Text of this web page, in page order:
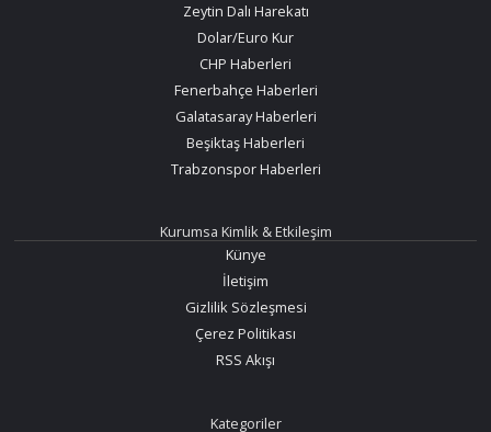
Zeytin Dalı Harekatı
Dolar/Euro Kur
CHP Haberleri
Fenerbahçe Haberleri
Galatasaray Haberleri
Beşiktaş Haberleri
Trabzonspor Haberleri
Kurumsa Kimlik & Etkileşim
Künye
İletişim
Gizlilik Sözleşmesi
Çerez Politikası
RSS Akışı
Kategoriler